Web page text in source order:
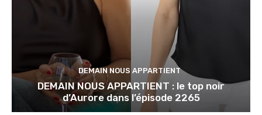
DEMAIN NOUS APPARTIENT
DEMAIN NOUS APPARTIENT : le top noir
d’Aurore dans l’épisode 2265